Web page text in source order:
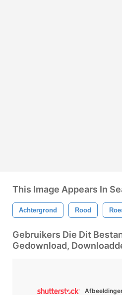
This Image Appears In
Achtergrond Rood
Gebruikers Die Dit
Gedownload,